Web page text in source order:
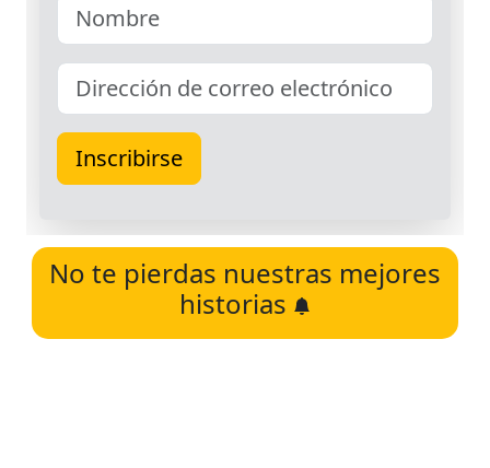
No te pierdas nuestras mejores
historias